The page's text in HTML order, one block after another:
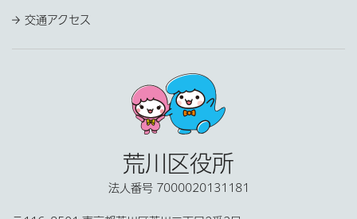
交通アクセス
荒川区役所
法人番号 7000020131181